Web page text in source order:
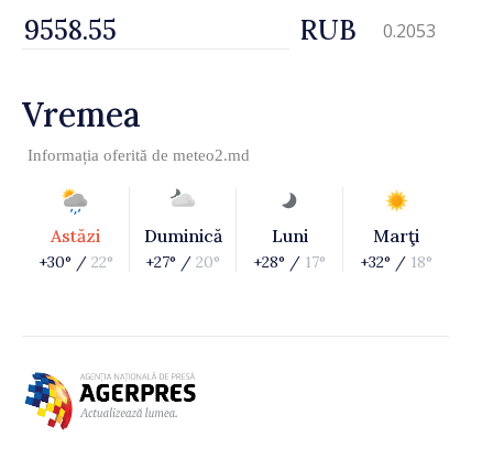
RUB 0.2053
Vremea
Informația oferită de meteo2.md
Astăzi
+30° / 22°
Duminică
+27° / 20°
Luni
+28° / 17°
Marţi
+32° / 18°